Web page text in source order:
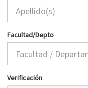
Facultad/Depto
Verificación